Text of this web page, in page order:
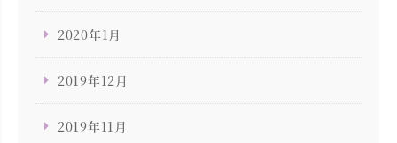
2020年1月
2019年12月
2019年11月